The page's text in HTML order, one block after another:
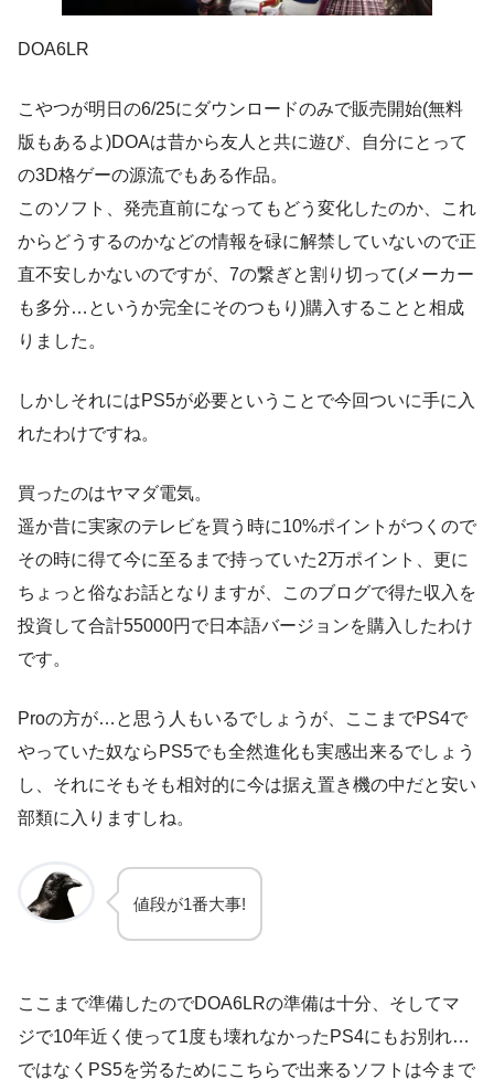
DOA6LR
こやつが明日の6/25にダウンロードのみで販売開始(無料
版もあるよ)DOAは昔から友人と共に遊び、自分にとって
の3D格ゲーの源流でもある作品。
このソフト、発売直前になってもどう変化したのか、これ
からどうするのかなどの情報を碌に解禁していないので正
直不安しかないのですが、7の繋ぎと割り切って(メーカー
も多分…というか完全にそのつもり)購入することと相成
りました。
しかしそれにはPS5が必要ということで今回ついに手に入
れたわけですね。
買ったのはヤマダ電気。
遥か昔に実家のテレビを買う時に10%ポイントがつくので
その時に得て今に至るまで持っていた2万ポイント、更に
ちょっと俗なお話となりますが、このブログで得た収入を
投資して合計55000円で日本語バージョンを購入したわけ
です。
Proの方が…と思う人もいるでしょうが、ここまでPS4で
やっていた奴ならPS5でも全然進化も実感出来るでしょう
し、それにそもそも相対的に今は据え置き機の中だと安い
部類に入りますしね。
値段が1番大事!
ここまで準備したのでDOA6LRの準備は十分、そしてマ
ジで10年近く使って1度も壊れなかったPS4にもお別れ…
ではなくPS5を労るためにこちらで出来るソフトは今まで